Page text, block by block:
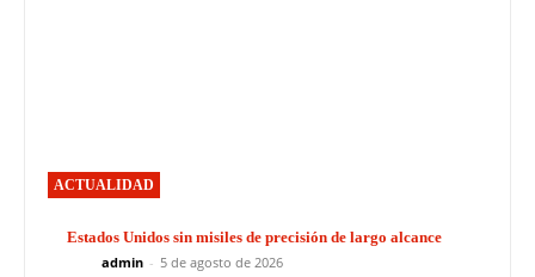
ACTUALIDAD
Estados Unidos sin misiles de precisión de largo alcance
admin - 5 de agosto de 2026